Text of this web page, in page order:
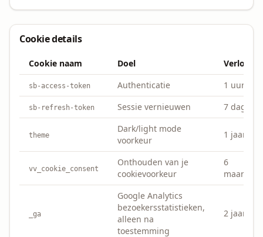
Cookie details
Cookie naam Doel Verloopt
sb-access-token Authenticatie 1 uur
sb-refresh-token Sessie vernieuwen 7 dagen
theme
Dark/light mode
voorkeur
1 jaar
vv_cookie_consent
Onthouden van je
cookievoorkeur
6
maanden
_ga
Google Analytics
bezoekersstatistieken,
alleen na
toestemming
2 jaar